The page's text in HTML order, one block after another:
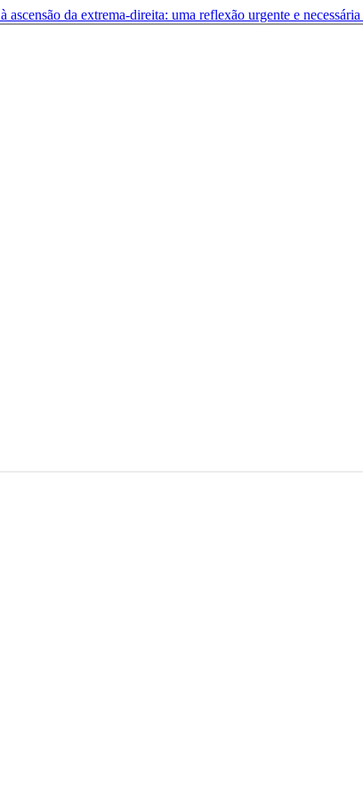
ascensão da extrema-direita: uma reflexão urgente e necessária